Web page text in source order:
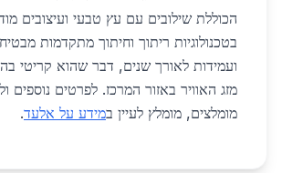
הכוללת שילובים עם עץ טבעי ועיצובים
בטכנולוגיות ריתוך וחיתוך מתקדמות
ועמידות לאורך שנים, דבר שהוא קריטי
מזג האוויר באזור המרכז. לפרטים נוספים
מומלצים, מומלץ לעיין במידע על אלעד.